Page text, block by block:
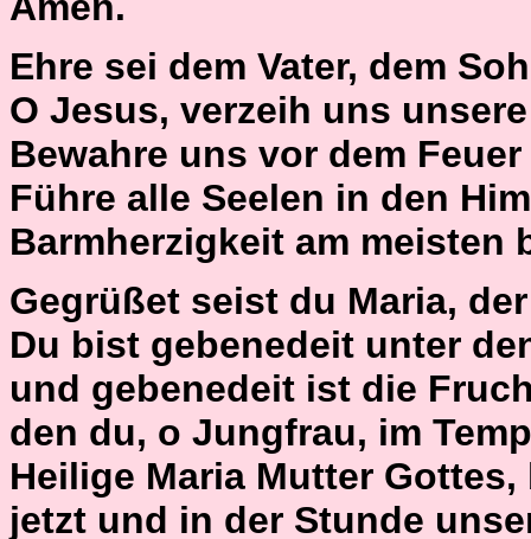
Ehre sei dem Vater, dem
O Jesus, verzeih uns
Bewahre uns vor dem
Führe alle Seelen in den
Barmherzigkeit am meisten
Gegrüßet seist du Maria,
Du bist gebenedeit unter
und gebenedeit ist die
den du, o Jungfrau, im
Heilige Maria Mutter
jetzt und in der Stunde